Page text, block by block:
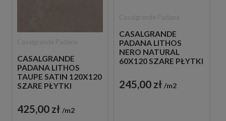
CASALGRANDE
PADANA LITHOS
TAUPE SATIN 120X120
SZARE PŁYTKI
425,00 zł m2
CASALGRANDE
PADANA LITHOS
NERO NATURAL
60X120 SZARE PŁYTKI
245,00 zł m2